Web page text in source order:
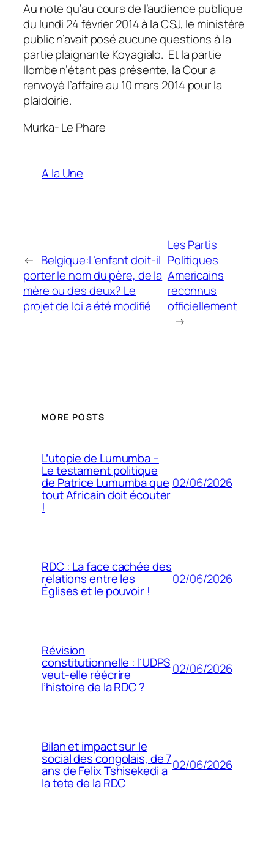
Au note qu’au cours de l’audience publique
du lundi 24 février 2014 à la CSJ, le ministère
public n’avait posé aucune questions à la
partie plaignante Koyagialo. Et la partie
Ilombe n’étant pas présente, la Cour a
renvoyé l’affaire au 10 mars 2014 pour la
plaidoirie.
Murka- Le Phare
A la Une
← Belgique:L’enfant doit-il
porter le nom du père, de la
mère ou des deux? Le
projet de loi a été modifié
Les Partis
Politiques
Americains
reconnus
officiellement
→
MORE POSTS
L’utopie de Lumumba –
Le testament politique
de Patrice Lumumba que
tout Africain doit écouter
!
02/06/2026
RDC : La face cachée des
relations entre les
Églises et le pouvoir !
02/06/2026
Révision
constitutionnelle : l’UDPS
veut-elle réécrire
l’histoire de la RDC ?
02/06/2026
Bilan et impact sur le
social des congolais, de 7
ans de Felix Tshisekedi a
la tete de la RDC
02/06/2026